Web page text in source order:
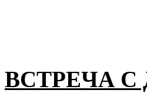
ВСТРЕЧА